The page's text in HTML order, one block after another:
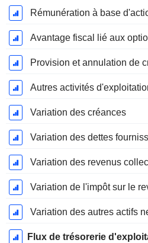
Rémunération à base
Avantage fiscal lié aux
Autres activités
Variation des créances
Variation des dettes
Variation des revenus
Variation de l'impôt sur le
Variation des autres actifs
Flux de trésorerie